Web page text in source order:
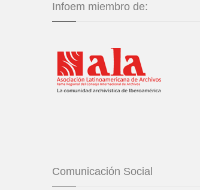
Infoem miembro de:
Comunicación Social